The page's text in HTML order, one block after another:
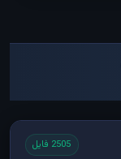
2505 فایل